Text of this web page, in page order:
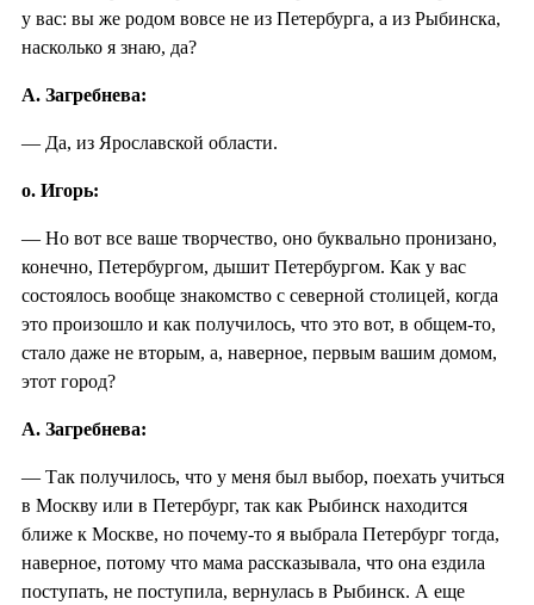
у вас: вы же родом вовсе не из Петербурга, а из Рыбинска,
насколько я знаю, да?
А. Загребнева:
— Да, из Ярославской области.
о. Игорь:
— Но вот все ваше творчество, оно буквально пронизано,
конечно, Петербургом, дышит Петербургом. Как у вас
состоялось вообще знакомство с северной столицей, когда
это произошло и как получилось, что это вот, в общем-то,
стало даже не вторым, а, наверное, первым вашим домом,
этот город?
А. Загребнева:
— Так получилось, что у меня был выбор, поехать учиться
в Москву или в Петербург, так как Рыбинск находится
ближе к Москве, но почему-то я выбрала Петербург тогда,
наверное, потому что мама рассказывала, что она ездила
поступать, не поступила, вернулась в Рыбинск. А еще